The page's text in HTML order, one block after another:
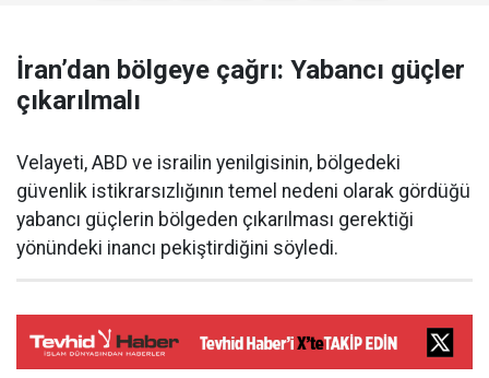
İran’dan bölgeye çağrı: Yabancı güçler
çıkarılmalı
Velayeti, ABD ve israilin yenilgisinin, bölgedeki
güvenlik istikrarsızlığının temel nedeni olarak gördüğü
yabancı güçlerin bölgeden çıkarılması gerektiği
yönündeki inancı pekiştirdiğini söyledi.